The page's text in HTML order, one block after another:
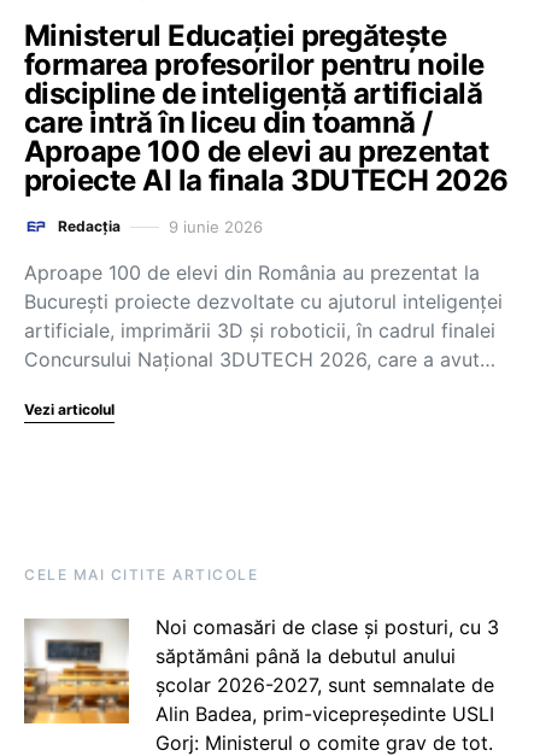
Ministerul Educației pregătește
formarea profesorilor pentru noile
discipline de inteligență artificială
care intră în liceu din toamnă /
Aproape 100 de elevi au prezentat
proiecte AI la finala 3DUTECH 2026
Redacția 9 iunie 2026
Aproape 100 de elevi din România au prezentat la
București proiecte dezvoltate cu ajutorul inteligenței
artificiale, imprimării 3D și roboticii, în cadrul finalei
Concursului Național 3DUTECH 2026, care a avut…
Vezi articolul
CELE MAI CITITE ARTICOLE
Noi comasări de clase și posturi, cu 3
săptămâni până la debutul anului
școlar 2026-2027, sunt semnalate de
Alin Badea, prim-vicepreședinte USLI
Gorj: Ministerul o comite grav de tot.